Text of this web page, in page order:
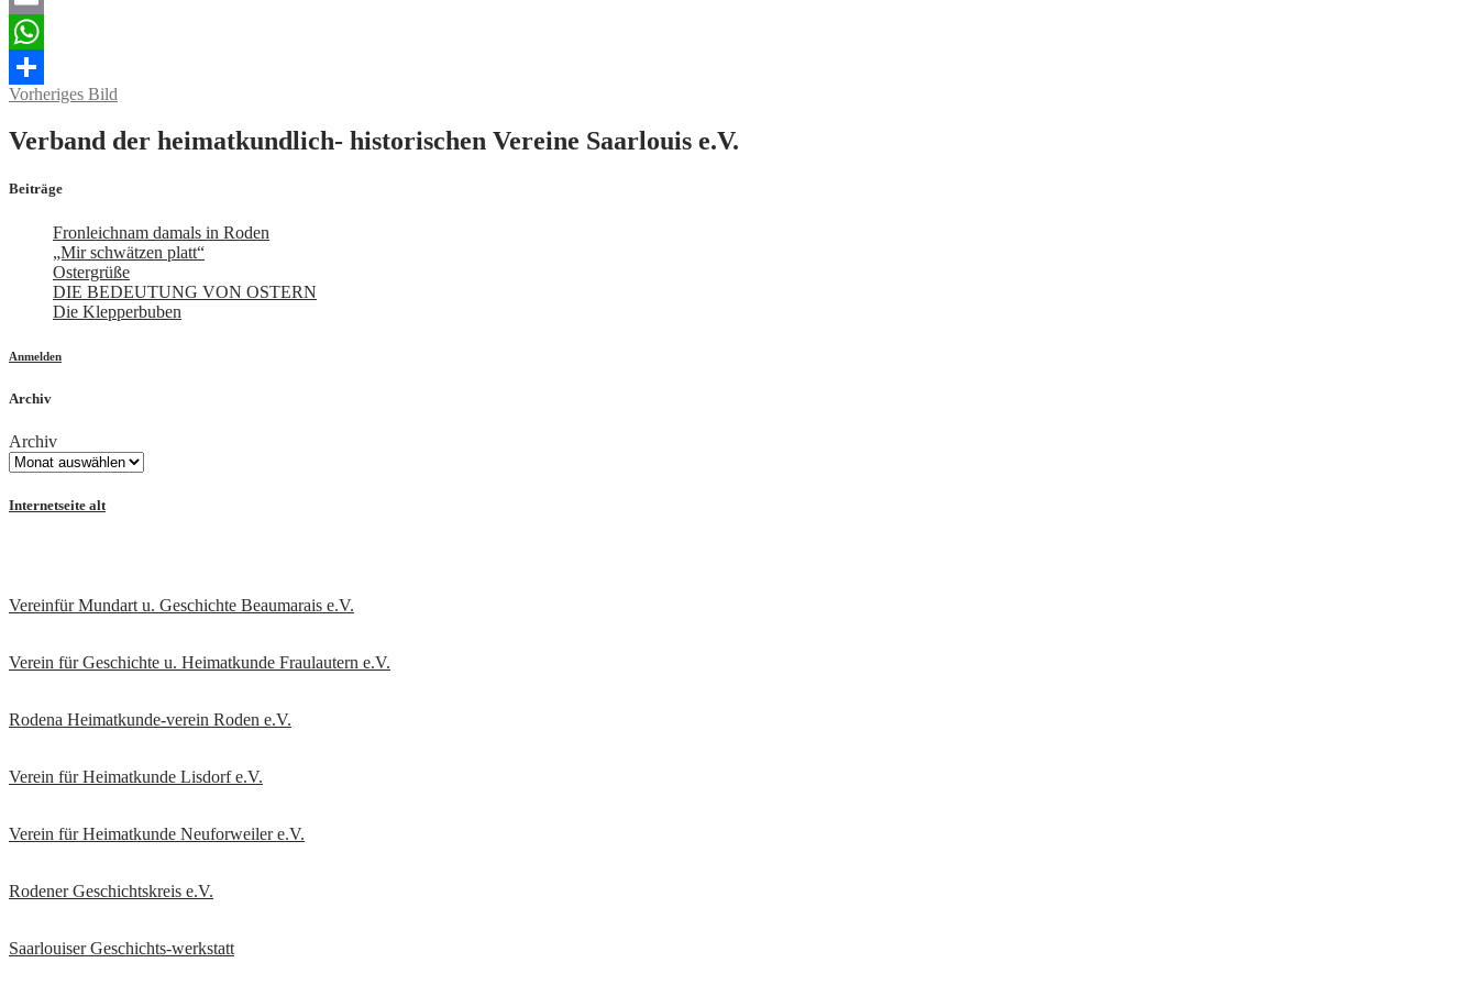
Email
WhatsApp
Teilen
Vorheriges Bild
Verband der heimatkundlich- historischen Vereine Saarlouis e.V.
Beiträge
Fronleichnam damals in Roden
„Mir schwätzen platt“
Ostergrüße
DIE BEDEUTUNG VON OSTERN
Die Klepperbuben
Anmelden
Archiv
Archiv
Internetseite alt
Vereinfür Mundart u. Geschichte Beaumarais e.V.
Verein für Geschichte u. Heimatkunde Fraulautern e.V.
Rodena Heimatkunde-verein Roden e.V.
Verein für Heimatkunde Lisdorf e.V.
Verein für Heimatkunde Neuforweiler e.V.
Rodener Geschichtskreis e.V.
Saarlouiser Geschichts-werkstatt